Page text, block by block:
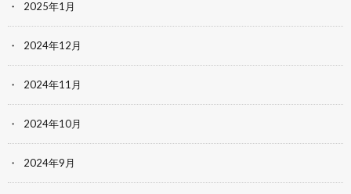
2025年1月
2024年12月
2024年11月
2024年10月
2024年9月